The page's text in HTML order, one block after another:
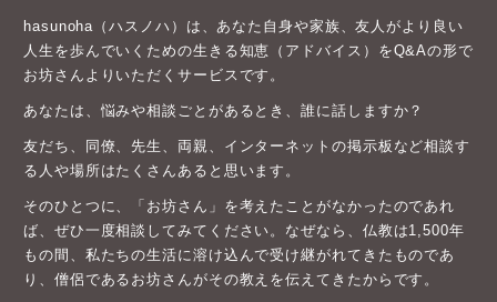
hasunoha（ハスノハ）は、あなた自身や家族、友人がより良い
人生を歩んでいくための生きる知恵（アドバイス）をQ&Aの形で
お坊さんよりいただくサービスです。
あなたは、悩みや相談ごとがあるとき、誰に話しますか？
友だち、同僚、先生、両親、インターネットの掲示板など相談す
る人や場所はたくさんあると思います。
そのひとつに、「お坊さん」を考えたことがなかったのであれ
ば、ぜひ一度相談してみてください。なぜなら、仏教は1,500年
もの間、私たちの生活に溶け込んで受け継がれてきたものであ
り、僧侶であるお坊さんがその教えを伝えてきたからです。